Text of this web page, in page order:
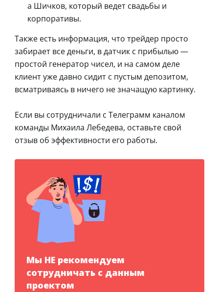
а Шичков, который ведет свадьбы и
корпоративы.
Также есть информация, что трейдер просто
забирает все деньги, в датчик с прибылью —
простой генератор чисел, и на самом деле
клиент уже давно сидит с пустым депозитом,
всматриваясь в ничего не значащую картинку.
Если вы сотрудничали с Телеграмм каналом
команды Михаила Лебедева, оставьте свой
отзыв об эффективности его работы.
Мы НЕ рекомендуем
сотрудничать с данным
проектом